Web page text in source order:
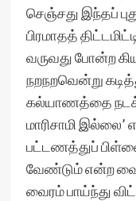
செஞ்சது இந்தப்
பிரமாதத்
வருவது போன்ற
நறநறவென்று
கல்யாணத்தை
மாரிசாமி
பட்டணத்துப்
வேண்டும் என்ற
வைரம் பாய்ந்து